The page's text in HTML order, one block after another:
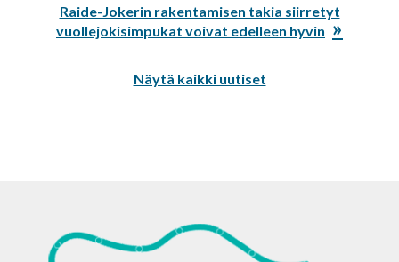
Seuraava
artikkeli:
Raide-Jokerin rakentamisen takia siirretyt
vuollejokisimpukat voivat edelleen hyvin
Näytä kaikki uutiset